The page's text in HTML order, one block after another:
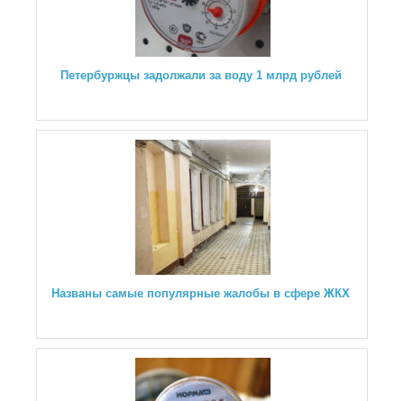
Петербуржцы задолжали за воду 1 млрд рублей
Названы самые популярные жалобы в сфере ЖКХ